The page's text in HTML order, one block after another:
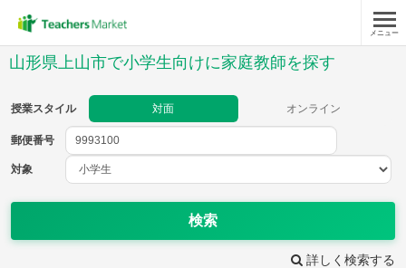
メニュー
山形県上山市で小学生向けに家庭教師を探す
授業スタイル 対面 オンライン
郵便番号
対象
検索
詳しく検索する
郵便番号